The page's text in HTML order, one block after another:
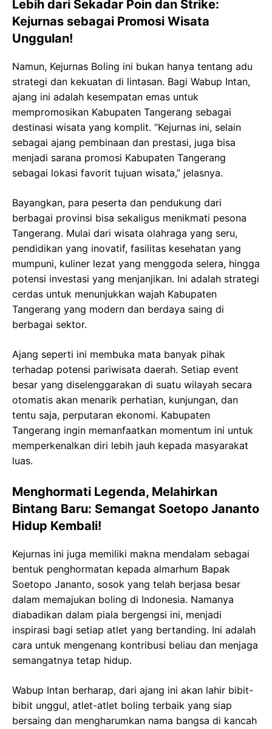
Lebih dari Sekadar Poin dan Strike:
Kejurnas sebagai Promosi Wisata
Unggulan!
Namun, Kejurnas Boling ini bukan hanya tentang adu
strategi dan kekuatan di lintasan. Bagi Wabup Intan,
ajang ini adalah kesempatan emas untuk
mempromosikan Kabupaten Tangerang sebagai
destinasi wisata yang komplit. “Kejurnas ini, selain
sebagai ajang pembinaan dan prestasi, juga bisa
menjadi sarana promosi Kabupaten Tangerang
sebagai lokasi favorit tujuan wisata,” jelasnya.
Bayangkan, para peserta dan pendukung dari
berbagai provinsi bisa sekaligus menikmati pesona
Tangerang. Mulai dari wisata olahraga yang seru,
pendidikan yang inovatif, fasilitas kesehatan yang
mumpuni, kuliner lezat yang menggoda selera, hingga
potensi investasi yang menjanjikan. Ini adalah strategi
cerdas untuk menunjukkan wajah Kabupaten
Tangerang yang modern dan berdaya saing di
berbagai sektor.
Ajang seperti ini membuka mata banyak pihak
terhadap potensi pariwisata daerah. Setiap event
besar yang diselenggarakan di suatu wilayah secara
otomatis akan menarik perhatian, kunjungan, dan
tentu saja, perputaran ekonomi. Kabupaten
Tangerang ingin memanfaatkan momentum ini untuk
memperkenalkan diri lebih jauh kepada masyarakat
luas.
Menghormati Legenda, Melahirkan
Bintang Baru: Semangat Soetopo Jananto
Hidup Kembali!
Kejurnas ini juga memiliki makna mendalam sebagai
bentuk penghormatan kepada almarhum Bapak
Soetopo Jananto, sosok yang telah berjasa besar
dalam memajukan boling di Indonesia. Namanya
diabadikan dalam piala bergengsi ini, menjadi
inspirasi bagi setiap atlet yang bertanding. Ini adalah
cara untuk mengenang kontribusi beliau dan menjaga
semangatnya tetap hidup.
Wabup Intan berharap, dari ajang ini akan lahir bibit-
bibit unggul, atlet-atlet boling terbaik yang siap
bersaing dan mengharumkan nama bangsa di kancah